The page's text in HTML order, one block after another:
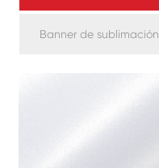
Banner de sublimación